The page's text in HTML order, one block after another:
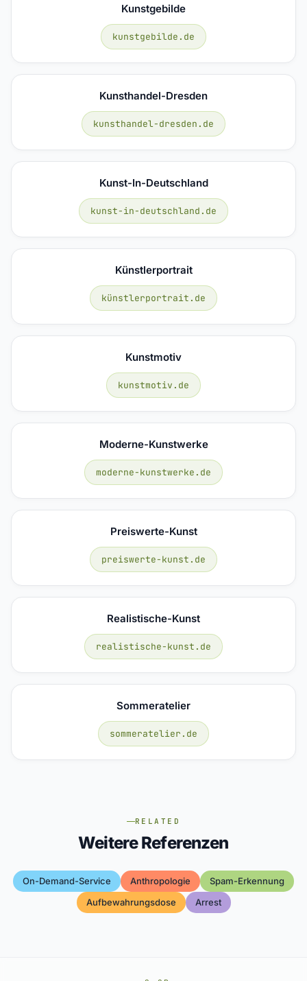
Kunstgebilde
kunstgebilde.de
Kunsthandel-Dresden
kunsthandel-dresden.de
Kunst-In-Deutschland
kunst-in-deutschland.de
Künstlerportrait
künstlerportrait.de
Kunstmotiv
kunstmotiv.de
Moderne-Kunstwerke
moderne-kunstwerke.de
Preiswerte-Kunst
preiswerte-kunst.de
Realistische-Kunst
realistische-kunst.de
Sommeratelier
sommeratelier.de
RELATED
Weitere Referenzen
On-Demand-Service Anthropologie
Spam-Erkennung
Aufbewahrungsdose
Arrest